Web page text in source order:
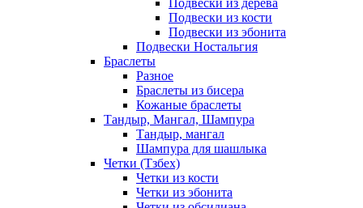
Подвески из дерева
Подвески из кости
Подвески из эбонита
Подвески Ностальгия
Браслеты
Разное
Браслеты из бисера
Кожаные браслеты
Тандыр, Мангал, Шампура
Тандыр, мангал
Шампура для шашлыка
Четки (Тзбех)
Четки из кости
Четки из эбонита